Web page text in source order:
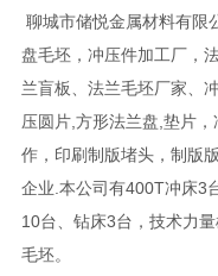
聊城市储悦金属材料有限
盘毛坯，冲压件加工厂，
兰盲板、法兰毛坯厂家、
压圆片,方形法兰盘,垫片
作，印刷制版堵头，制版
企业.本公司有400T冲床3
10台、钻床3台，技术力
毛坯。